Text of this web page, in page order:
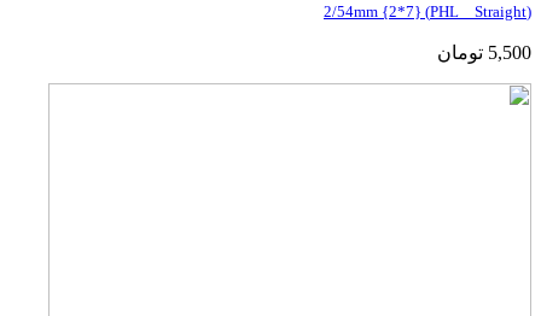
(PHL _ Straight) {2*7} 2/54mm
5,500 تومان